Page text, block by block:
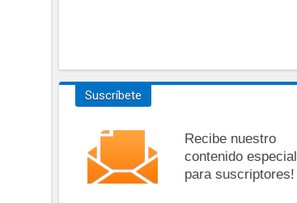
Suscríbete
Recibe nuestro
contenido especial
para suscriptores!